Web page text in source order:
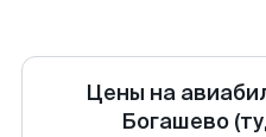
Цены на
Богашево